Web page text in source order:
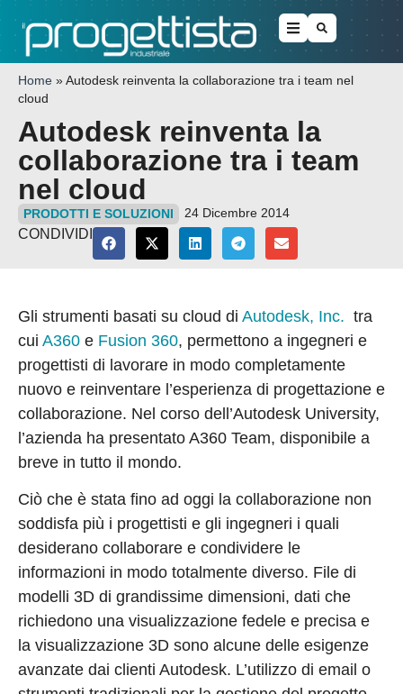
Home » Autodesk reinventa la collaborazione tra i team nel
cloud
Autodesk reinventa la
collaborazione tra i team
nel cloud
PRODOTTI E SOLUZIONI 24 Dicembre 2014
CONDIVIDI
Gli strumenti basati su cloud di Autodesk, Inc. tra
cui A360 e Fusion 360, permettono a ingegneri e
progettisti di lavorare in modo completamente
nuovo e reinventare l’esperienza di progettazione e
collaborazione. Nel corso dell’Autodesk University,
l’azienda ha presentato A360 Team, disponibile a
breve in tutto il mondo.
Ciò che è stata fino ad oggi la collaborazione non
soddisfa più i progettisti e gli ingegneri i quali
desiderano collaborare e condividere le
informazioni in modo totalmente diverso. File di
modelli 3D di grandissime dimensioni, dati che
richiedono una visualizzazione fedele e precisa e
la visualizzazione 3D sono alcune delle esigenze
avanzate dai clienti Autodesk. L’utilizzo di email o